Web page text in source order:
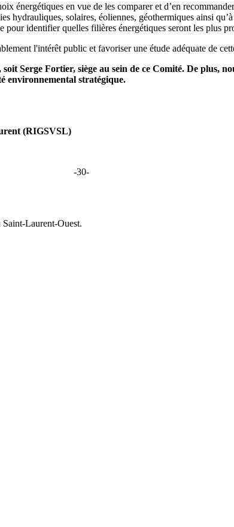
énergétiques en vue de les comparer et d’en
hydrauliques, solaires, éoliennes, géothermiques ainsi
identifier quelles filières énergétiques seront les plus
l'intérêt public et favoriser une étude adéquate de
Serge Fortier, siège au sein de ce Comité. De plus,
environnemental stratégique.
(RIGSVSL)
-30-
Laurent-Ouest.